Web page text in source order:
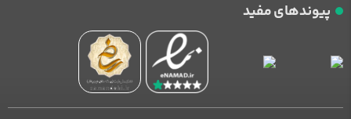
پیوندهای مفید